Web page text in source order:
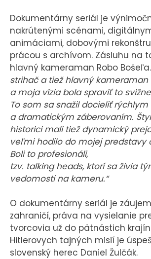
Dokumentárny seriál je
nakrútenými scénami,
animáciami, dobovými
prácou s archívom. Zásluhu na
hlavný kameraman Robo Bošeľa.
strihač a tiež hlavný kameraman
a moja vízia bola spraviť to
To som sa snažil docieliť
a dramatickým záberovaním.
historici mali tiež dynamický
veľmi hodilo do mojej predstavy
Boli to profesionáli,
tzv. talking heads, ktorí sa živia
vedomosti na kameru.“
O dokumentárny seriál je
zahraničí, práva na vysielanie
tvorcovia už do pätnástich
Hitlerovych tajných misií je
slovenský herec Daniel Žulčák.